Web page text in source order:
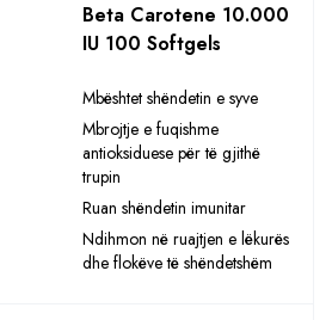
Beta Carotene 10.000
IU 100 Softgels
Mbështet shëndetin e syve
Mbrojtje e fuqishme
antioksiduese për të gjithë
trupin
Ruan shëndetin imunitar
Ndihmon në ruajtjen e lëkurës
dhe flokëve të shëndetshëm